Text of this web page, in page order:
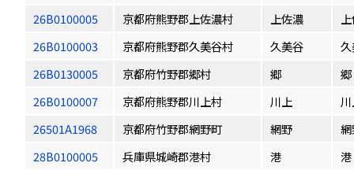
26B0100005
京都府熊野郡上佐濃村 上佐濃
26B0100003
京都府熊野郡久美谷村 久美谷
26B0130005
京都府竹野郡郷村 郷
郷
26B0100007
京都府熊野郡川上村 川上
26501A1968
京都府竹野郡網野町 網野
28B0100005
兵庫県城崎郡港村 港
港